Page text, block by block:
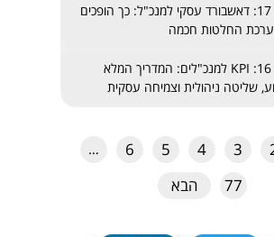
מאמר מס' 17: דאשבורד עסקי למנכ"ל: כך הופכים
החלטות חכמה
מאמר מס' 16: KPI למנכ"לים: המדריך המלא
שליטה ניהולית וצמיחה עסקית
3
4
5
6
…
77 הבא